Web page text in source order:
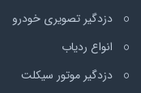
دزدگیر تصویری خودرو
انواع ردیاب
دزدگیر موتور سیکلت